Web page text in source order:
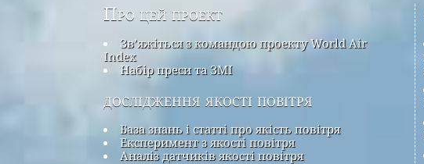
Про цей проект
Зв’яжіться з командою проекту World Air
Index
Набір преси та ЗМІ
дослідження якості повітря
База знань і статті про якість повітря
Експеримент з якості повітря
Аналіз датчиків якості повітря